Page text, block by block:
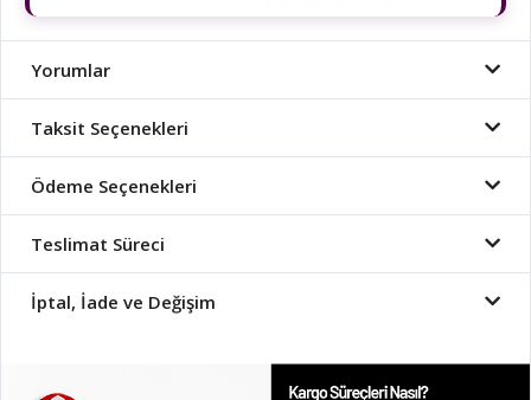
Yorumlar
Taksit Seçenekleri
Ödeme Seçenekleri
Teslimat Süreci
İptal, İade ve Değişim